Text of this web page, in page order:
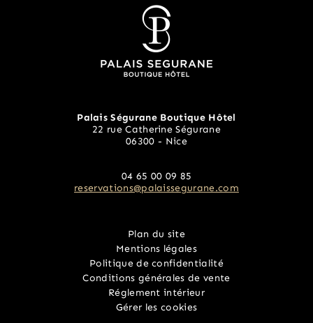
04 65 00 09 85
reservations@palaissegurane.com
Palais Ségurane Boutique Hôtel
22 rue Catherine Ségurane
06300 - Nice
04 65 00 09 85
reservations@palaissegurane.com
Plan du site
Mentions légales
Politique de confidentialité
Conditions générales de vente
Réglement intérieur
Gérer les cookies